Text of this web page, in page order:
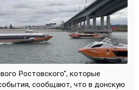
Ростовского", которые
сообщают, что в донскую